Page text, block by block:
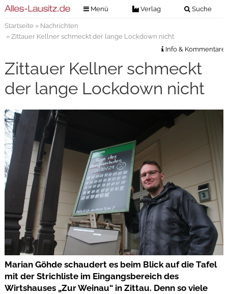
Menü Verlag Suche
Verlag
Kontakt
Impressum
Veranstaltungstickets
Anzeigenannahme
Anzeigensuche
Startseite» Nachrichten
» Zittauer Kellner schmeckt der lange Lockdown nicht
Info & Kommentare
Zittauer Kellner schmeckt
der lange Lockdown nicht
Marian Göhde schaudert es beim Blick auf die Tafel
mit der Strichliste im Eingangsbereich des
Wirtshauses „Zur Weinau“ in Zittau. Denn so viele